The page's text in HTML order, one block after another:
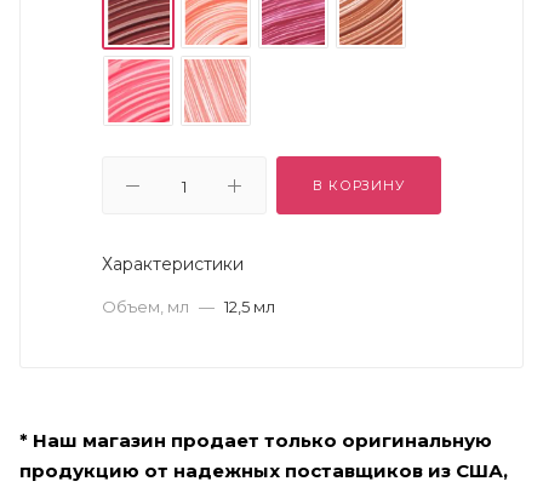
В КОРЗИНУ
Характеристики
Объем, мл — 12,5 мл
* Наш магазин продает только оригинальную
продукцию от надежных поставщиков из США,